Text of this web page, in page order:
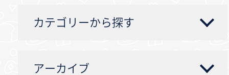
カテゴリーから探す
アーカイブ